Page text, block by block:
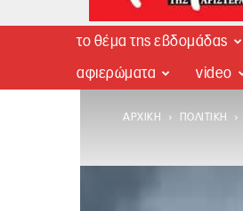
το θέμα της εβδομάδας
αφιερώματα video
ΑΡΧΙΚΉ ΠΟΛΙΤΙΚΉ